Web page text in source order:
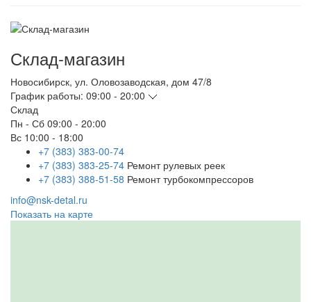
Склад-магазин
Новосибирск, ул. Оловозаводская, дом 47/8
График работы: 09:00 - 20:00
Склад
Пн - Сб 09:00 - 20:00
Вс 10:00 - 18:00
+7 (383) 383-00-74
+7 (383) 383-25-74 Ремонт рулевых реек
+7 (383) 388-51-58 Ремонт турбокомпрессоров
info@nsk-detal.ru
Показать на карте